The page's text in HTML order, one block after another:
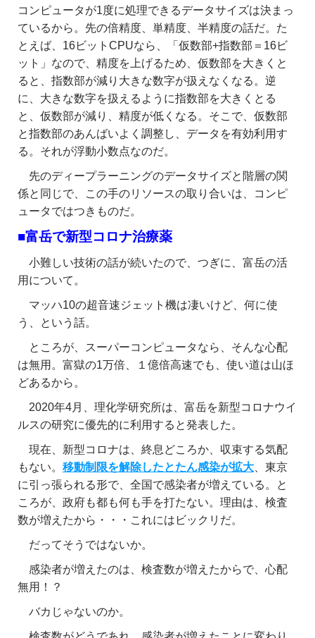
コンピュータが1度に処理できるデータサイズは決まっ
ているから。先の倍精度、単精度、半精度の話だ。た
とえば、16ビットCPUなら、「仮数部+指数部＝16ビ
ット」なので、精度を上げるため、仮数部を大きくと
ると、指数部が減り大きな数字が扱えなくなる。逆
に、大きな数字を扱えるように指数部を大きくとる
と、仮数部が減り、精度が低くなる。そこで、仮数部
と指数部のあんばいよく調整し、データを有効利用す
る。それが浮動小数点なのだ。
先のディープラーニングのデータサイズと階層の関
係と同じで、この手のリソースの取り合いは、コンピ
ュータではつきものだ。
■富岳で新型コロナ治療薬
小難しい技術の話が続いたので、つぎに、富岳の活
用について。
マッハ10の超音速ジェット機は凄いけど、何に使
う、という話。
ところが、スーパーコンピュータなら、そんな心配
は無用。富獄の1万倍、１億倍高速でも、使い道は山ほ
どあるから。
2020年4月、理化学研究所は、富岳を新型コロナウイ
ルスの研究に優先的に利用すると発表した。
現在、新型コロナは、終息どころか、収束する気配
もない。 移動制限を解除したとたん感染が拡大、東京
に引っ張られる形で、全国で感染者が増えている。と
ころが、政府も都も何も手を打たない。理由は、検査
数が増えたから・・・これにはビックリだ。
だってそうではないか。
感染者が増えたのは、検査数が増えたからで、心配
無用！？
バカじゃないのか。